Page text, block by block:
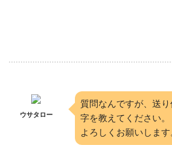
ウサタロー
質問なんですが、送
字を教えてください。
よろしくお願いします